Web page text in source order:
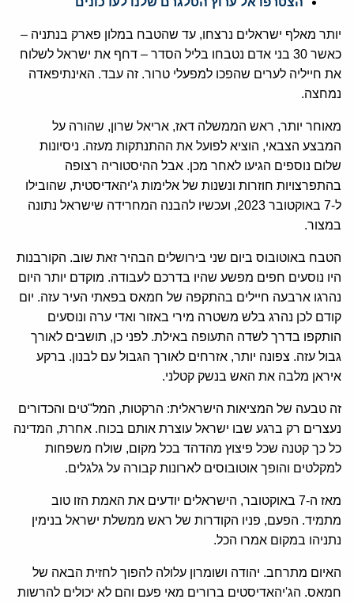
יותר מאלף ישראלים נרצחו, עד שהטבח במלון פארק בנתניה –
כאשר 30 בני אדם נטבחו בליל הסדר – דחף את ישראל לשלוח
את חייליה לערים שהפכו למפעלי טרור. זה עבד. האינתיפאדה
נמחצה.
מאוחר יותר, ראש הממשלה דאז, אריאל שרון, שהורה על
המבצע הצבאי, הוציא לפועל את ההתנתקות מעזה. ניסיונות
שלום נוספים הגיעו לאחר מכן. אבל ההיסטוריה רצופה
בהתפרצויות חוזרות ונשנות של אלימות ג'יהאדיסטית, שהובילו
ל-7 באוקטובר 2023, ועכשיו להבנה המחרידה שישראל נתונה
במצור.
הטבח באוטובוס ביום שני בירושלים הבהיר זאת שוב. הקורבנות
היו נוסעים חפים מפשע שהיו בדרכם לעבודה. מוקדם יותר היום
נהרגו ארבעה חיילים בהתקפה של חמאס בפאתי העיר עזה. יום
קודם לכן נהרג בלש משטרה מירי באזור ואדי ערה ונוסעים
הותקפו בדרך לשדה התעופה באילת. לפני כן, תושבים לאורך
גבול עזה. צפונה יותר, אזרחים לאורך הגבול עם לבנון. ברקע
איראן מלבה את האש בנשק קטלני.
זה טבעה של המציאות הישראלית: הרקטות, המל"טים והכדורים
נעצרים רק ברגע שבו ישראל עוצרת אותם בכוח. אחרת, המדינה
כל כך קטנה שכל פיצוץ מהדהד בכל מקום, שולח משפחות
למקלטים והופך אוטובוסים לארונות קבורה על גלגלים.
מאז ה-7 באוקטובר, הישראלים יודעים את האמת הזו טוב
מתמיד. הפעם, פניו הקודרות של ראש ממשלת ישראל בנימין
נתניהו במקום אמרו הכל.
האיום מתרחב. יהודה ושומרון עלולה להפוך לחזית הבאה של
חמאס. הג'יהאדיסטים ברורים מאי פעם והם לא יכולים להרשות